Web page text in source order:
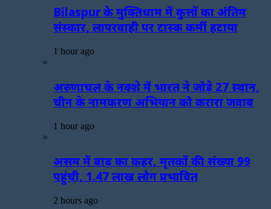
Bilaspur के मुक्तिधाम में कुत्तों का अंतिम
संस्कार, लापरवाही पर टास्क कर्मी हटाया
1 hour ago
अरुणाचल के नक्शे में भारत ने जोड़े 27 स्थान,
चीन के नामकरण अभियान को करारा जवाब
1 hour ago
असम में बाढ़ का कहर, मृतकों की संख्या 99
पहुंची, 1.47 लाख लोग प्रभावित
2 hours ago